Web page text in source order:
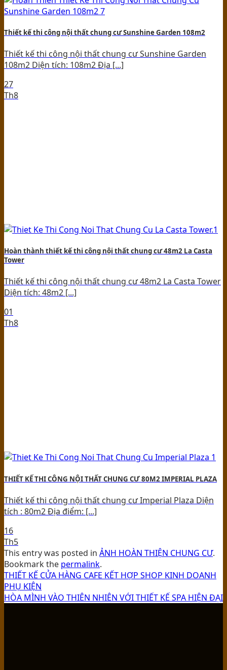
Thiết kế thi công nội thất chung cư Sunshine Garden 108m2
Thiết kế thi công nội thất chung cư Sunshine Garden
108m2 Diện tích: 108m2 Địa [...]
27
Th8
Hoàn thành thiết kế thi công nội thất chung cư 48m2 La Casta
Tower
Thiết kế thi công nội thất chung cư 48m2 La Casta Tower
Diện tích: 48m2 [...]
01
Th8
THIẾT KẾ THI CÔNG NỘI THẤT CHUNG CƯ 80M2 IMPERIAL PLAZA
Thiết kế thi công nội thất chung cư Imperial Plaza Diện
tích : 80m2 Địa điểm: [...]
16
Th5
This entry was posted in ẢNH HOÀN THIỆN CHUNG CƯ.
Bookmark the permalink.
THIẾT KẾ CỬA HÀNG CAFE KẾT HỢP SHOP KINH DOANH
PHỤ KIỆN
HÒA MÌNH VÀO THIÊN NHIÊN VỚI THIẾT KẾ SPA HIỆN ĐẠI